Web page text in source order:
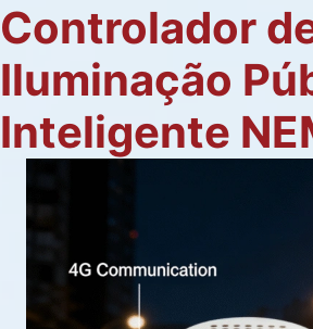
Controlador
Iluminação
Inteligente